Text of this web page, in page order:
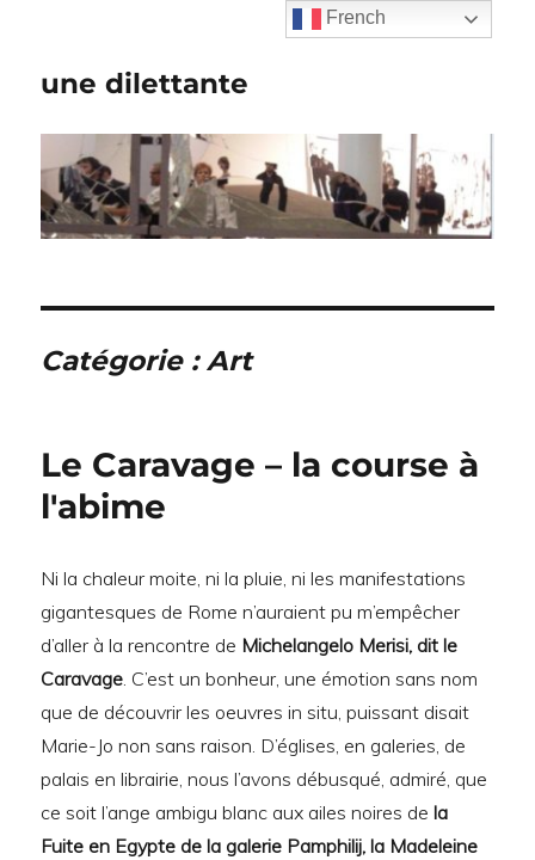
une dilettante
Catégorie :Art
Le Caravage – la course à
l'abime
Ni la chaleur moite, ni la pluie, ni les manifestations
gigantesques de Rome n’auraient pu m’empêcher
d’aller à la rencontre de Michelangelo Merisi, dit le
Caravage. C’est un bonheur, une émotion sans nom
que de découvrir les oeuvres in situ, puissant disait
Marie-Jo non sans raison. D’églises, en galeries, de
palais en librairie, nous l’avons débusqué, admiré, que
ce soit l’ange ambigu blanc aux ailes noires de la
Fuite en Egypte de la galerie Pamphilij, la Madeleine
French